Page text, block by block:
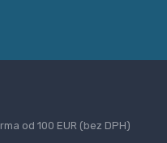
od 100 EUR (bez DPH)